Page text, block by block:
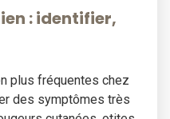
: identifier,
plus fréquentes chez
des symptômes très